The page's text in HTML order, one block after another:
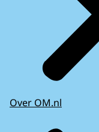
Over OM.nl